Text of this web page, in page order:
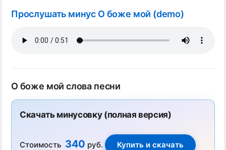
Прослушать минус О боже мой (demo)
О боже мой слова песни
Скачать минусовку (полная версия)
Стоимость 340 руб.